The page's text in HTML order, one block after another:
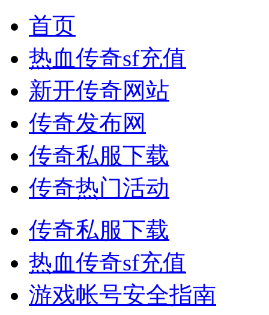
首页
热血传奇sf充值
新开传奇网站
传奇发布网
传奇私服下载
传奇热门活动
传奇私服下载
热血传奇sf充值
游戏帐号安全指南